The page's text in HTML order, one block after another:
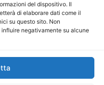
del dispositivo. Il
di elaborare dati come il
su questo sito. Non
negativamente su alcune
Scaglione
Maria Calabrese
Cooperativa a r.l. è